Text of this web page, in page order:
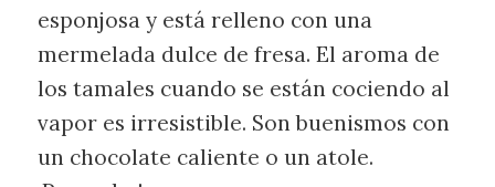
esponjosa y está relleno con una
mermelada dulce de fresa. El aroma de
los tamales cuando se están cociendo al
vapor es irresistible. Son buenismos con
un chocolate caliente o un atole.